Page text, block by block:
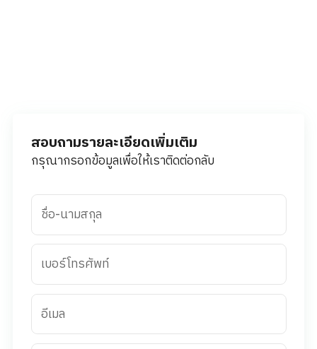
สอบถามรายละเอียดเพิ่มเติม
กรุณากรอกข้อมูลเพื่อให้เราติดต่อกลับ
ชื่อ-นามสกุล
เบอร์โทรศัพท์
อีเมล